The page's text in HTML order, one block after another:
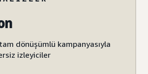
dönüşümlü kampanyasıyla
izleyiciler